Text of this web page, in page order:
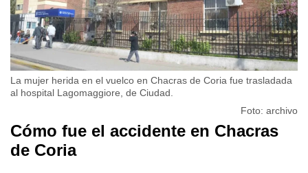
La mujer herida en el vuelco en Chacras de Coria fue trasladada
al hospital Lagomaggiore, de Ciudad.
Foto: archivo
Cómo fue el accidente en Chacras
de Coria